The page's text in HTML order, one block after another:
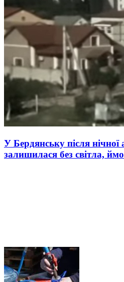
У Бердянську після нічної
залишилася без світла,